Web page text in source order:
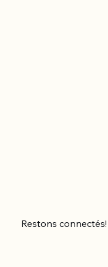
Restons connectés!